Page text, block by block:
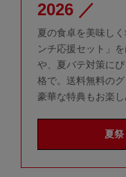
2026 ／
夏の食卓を美味し
ンチ応援セット」
や、夏バテ対策に
格で。送料無料の
豪華な特典もお楽
夏祭